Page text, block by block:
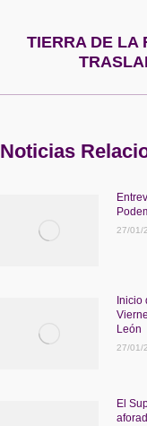
TIERRA DE LA
Noticias
27/01/
Inicio
León
27/01/
El